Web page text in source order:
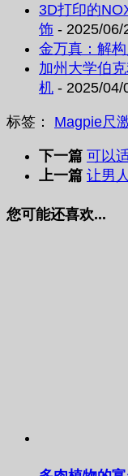
3D打印的
饰 - 2025/06/
金万真：解
加州大学伯
机 - 2025/04/
标签： Magpie尺
下一篇 可以
上一篇 让男
您可能还喜欢...